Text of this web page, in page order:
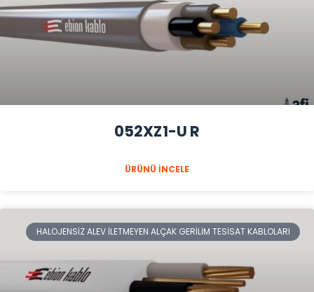
052XZ1-U R
ÜRÜNÜ İNCELE
HALOJENSIZ ALEV İLETMEYEN ALÇAK GERILIM TESISAT KABLOLARI